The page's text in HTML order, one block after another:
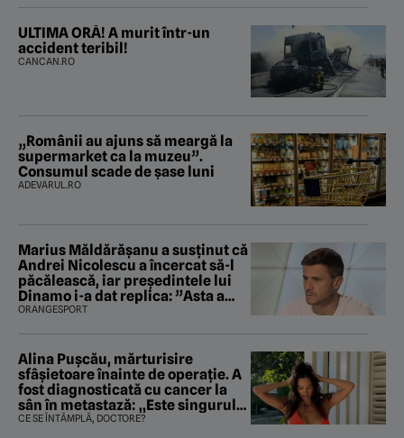
ULTIMA ORĂ! A murit într-un
accident teribil!
CANCAN.RO
„Românii au ajuns să meargă la
supermarket ca la muzeu”.
Consumul scade de șase luni
ADEVARUL.RO
Marius Măldărăşanu a susţinut că
Andrei Nicolescu a încercat să-l
păcălească, iar preşedintele lui
Dinamo i-a dat replica: ”Asta a
fost istoria”
ORANGESPORT
Alina Pușcău, mărturisire
sfâșietoare înainte de operație. A
fost diagnosticată cu cancer la
sân în metastază: „Este singurul
tratament care o să mă ajute să
CE SE ÎNTÂMPLĂ, DOCTORE?